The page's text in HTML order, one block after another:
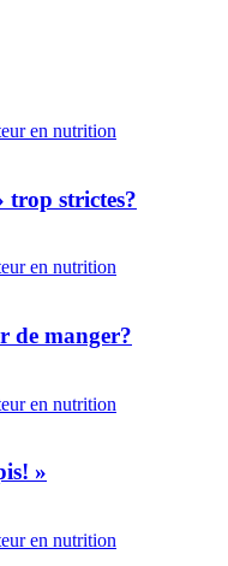
en nutrition
trop strictes?
en nutrition
de manger?
en nutrition
»
en nutrition